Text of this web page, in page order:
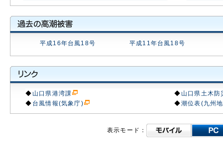
平成16年台風18号 平成11年台風18号
◆ 山口県港湾課 ◆ 山口県土木防
◆ 台風情報(気象庁) ◆潮位表(九州
表示モード：